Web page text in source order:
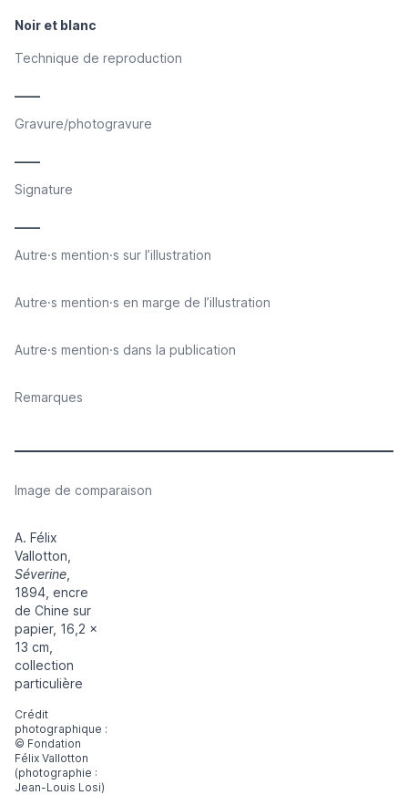
Noir et blanc
Technique de reproduction
Gravure/photogravure
Signature
Autre·s mention·s sur l’illustration
Autre·s mention·s en marge de l’illustration
Autre·s mention·s dans la publication
Remarques
Image de comparaison
A. Félix
Vallotton,
Séverine
1894, encre
de Chine sur
papier, 16,2 x
13 cm,
collection
particulière
Crédit
photographique :
© Fondation
Félix Vallotton
(photographie :
Jean-Louis Losi)